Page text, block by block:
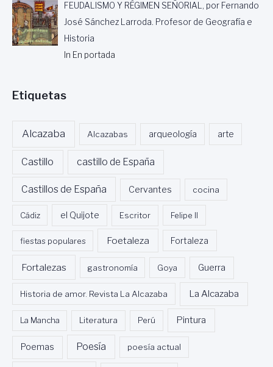
FEUDALISMO Y RÉGIMEN SEÑORIAL, por Fernando
José Sánchez Larroda. Profesor de Geografía e
Historia
In En portada
Etiquetas
Alcazaba Alcazabas arqueología arte
Castillo castillo de España
Castillos de España Cervantes cocina
Cádiz el Quijote Escritor Felipe II
fiestas populares Foetaleza Fortaleza
Fortalezas gastronomía Goya Guerra
Historia de amor. Revista La Alcazaba La Alcazaba
La Mancha Literatura Perú Pintura
Poemas Poesía poesía actual